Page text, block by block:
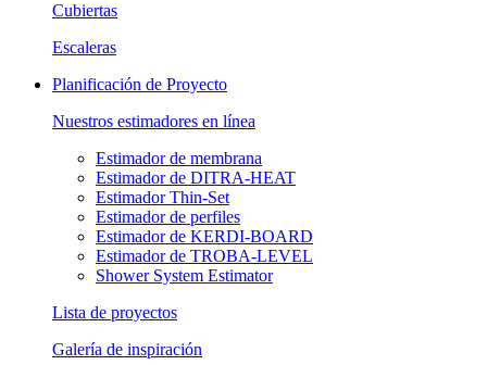
Cubiertas
Escaleras
Planificación de Proyecto
Nuestros estimadores en línea
Estimador de membrana
Estimador de DITRA-HEAT
Estimador Thin-Set
Estimador de perfiles
Estimador de KERDI-BOARD
Estimador de TROBA-LEVEL
Shower System Estimator
Lista de proyectos
Galería de inspiración